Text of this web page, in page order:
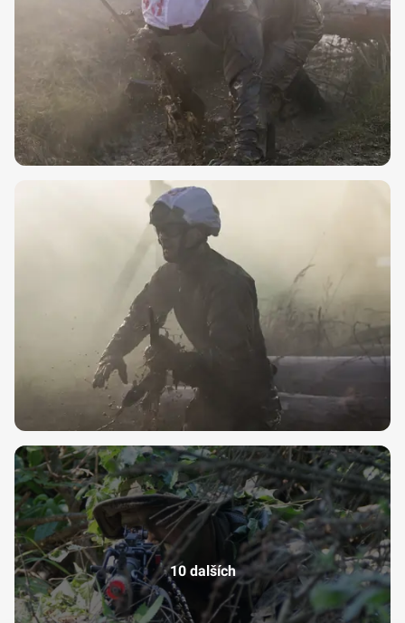
10 dalších